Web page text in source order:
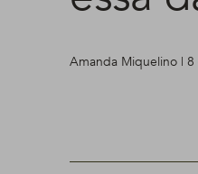
Amanda Miquelino |